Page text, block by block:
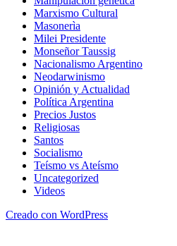
Marxismo Cultural
Masonerìa
Milei Presidente
Monseñor Taussig
Nacionalismo Argentino
Neodarwinismo
Opinión y Actualidad
Política Argentina
Precios Justos
Religiosas
Santos
Socialismo
Teísmo vs Ateísmo
Uncategorized
Videos
Creado con WordPress